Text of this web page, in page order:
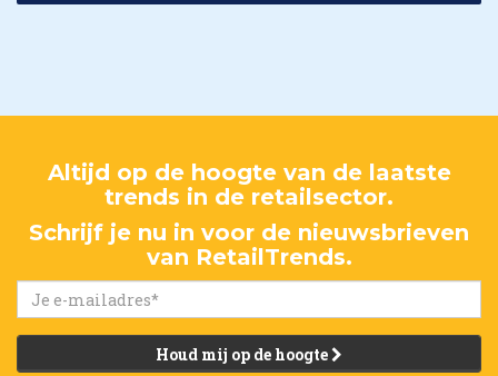
Altijd op de hoogte van de laatste
trends in de retailsector.
Schrijf je nu in voor de nieuwsbrieven
van RetailTrends.
Houd mij op de hoogte